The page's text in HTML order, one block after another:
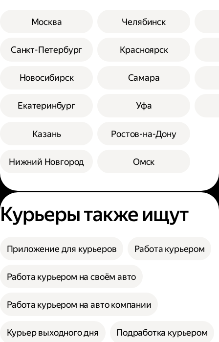
Москва
Санкт-Петербург
Новосибирск
Екатеринбург
Казань
Нижний Новгород
Челябинск
Красноярск
Самара
Уфа
Ростов-на-Дону
Омск
Курьеры также ищут
Приложение для курьеров Работа курьером
Работа курьером на своём авто
Работа курьером на авто компании
Курьер выходного дня Подработка курьером